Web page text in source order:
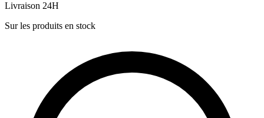
Livraison 24H
Sur les produits en stock